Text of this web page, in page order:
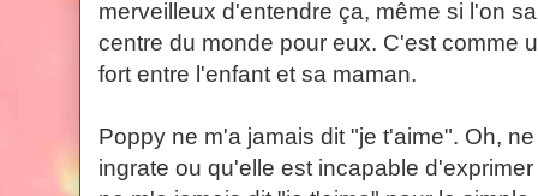
merveilleux d'entendre ça, même si l'on
centre du monde pour eux. C'est comme
fort entre l'enfant et sa maman.
Poppy ne m'a jamais dit "je t'aime". Oh,
ingrate ou qu'elle est incapable